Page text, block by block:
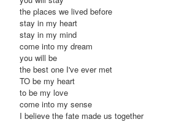
the places we lived before
stay in my heart
stay in my mind
come into my dream
you will be
the best one I've ever met
TO be my heart
to be my love
come into my sense
I believe the fate made us together